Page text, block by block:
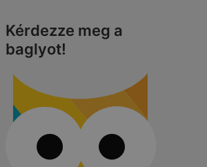
Kérdezze meg a
baglyot!